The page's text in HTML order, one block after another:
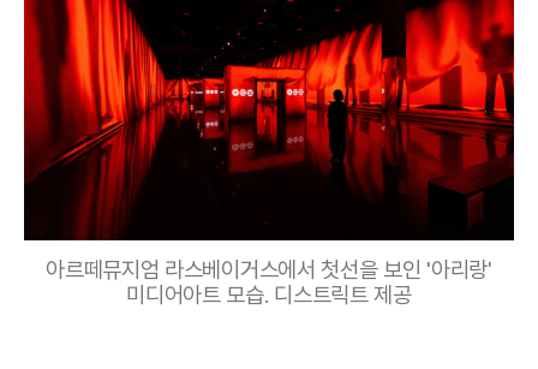
아르떼뮤지엄 라스베이거스에서 첫선을 보인 '아리랑'
미디어아트 모습. 디스트릭트 제공